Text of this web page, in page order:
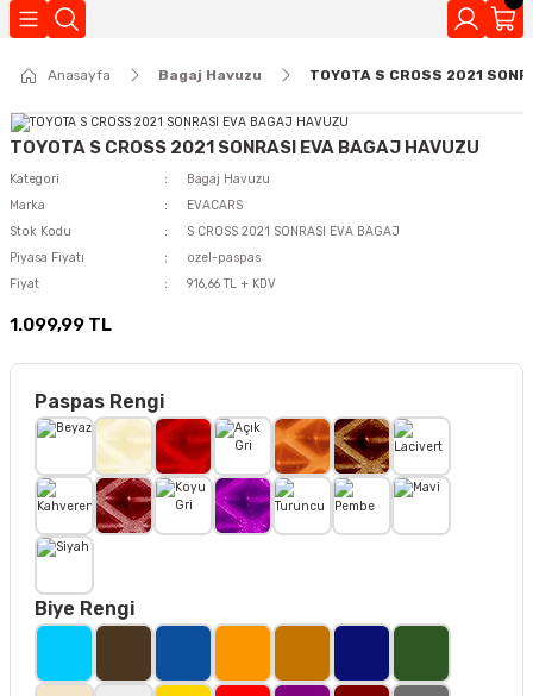
Anasayfa Bagaj Havuzu TOYOTA S CROSS 2021
TOYOTA S CROSS 2021 SONRASI EVA BAGAJ HAVUZU
Kategori
Bagaj Havuzu
Marka
EVACARS
Stok Kodu
S CROSS 2021 SONRASI EVA BAGAJ
Piyasa Fiyatı
ozel-paspas
Fiyat
916,66 TL + KDV
1.099,99 TL
Paspas Rengi
Biye Rengi